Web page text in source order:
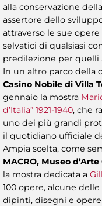
alla conservazione
assertore dello
attraverso le sue
selvatici di qualsiasi
predilezione per quelli
In un altro parco della
Casino Nobile di Villa
gennaio la mostra
d’Italia” 1921-1940, che
uno dei più grandi
il quotidiano ufficiale
Ampia scelta, come
MACRO, Museo
la mostra dedicata a
100 opere, alcune
dipinti, disegni e